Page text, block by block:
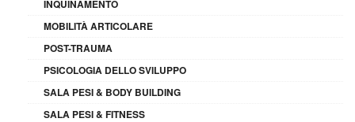
INQUINAMENTO
MOBILITÀ ARTICOLARE
POST-TRAUMA
PSICOLOGIA DELLO SVILUPPO
SALA PESI & BODY BUILDING
SALA PESI & FITNESS